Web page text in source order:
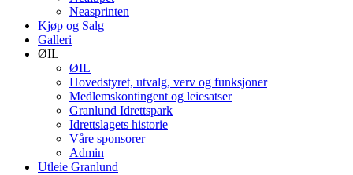
Neasprinten
Kjøp og Salg
Galleri
ØIL
ØIL
Hovedstyret, utvalg, verv og funksjoner
Medlemskontingent og leiesatser
Granlund Idrettspark
Idrettslagets historie
Våre sponsorer
Admin
Utleie Granlund